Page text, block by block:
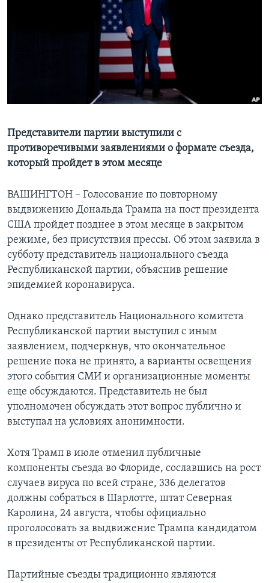
Представители партии выступили с
противоречивыми заявлениями о формате съезда,
который пройдет в этом месяце
ВАШИНГТОН – Голосование по повторному
выдвижению Дональда Трампа на пост президента
США пройдет позднее в этом месяце в закрытом
режиме, без присутствия прессы. Об этом заявила в
субботу представитель национального съезда
Республиканской партии, объяснив решение
эпидемией коронавируса.
Однако представитель Национального комитета
Республиканской партии выступил с иным
заявлением, подчеркнув, что окончательное
решение пока не принято, а варианты освещения
этого события СМИ и организационные моменты
еще обсуждаются. Представитель не был
уполномочен обсуждать этот вопрос публично и
выступал на условиях анонимности.
Хотя Трамп в июле отменил публичные
компоненты съезда во Флориде, сославшись на рост
случаев вируса по всей стране, 336 делегатов
должны собраться в Шарлотте, штат Северная
Каролина, 24 августа, чтобы официально
проголосовать за выдвижение Трампа кандидатом
в президенты от Республиканской партии.
Партийные съезды традиционно являются